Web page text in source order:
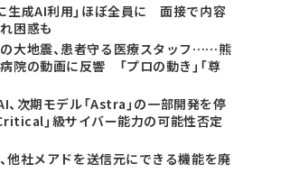
生成AI利用」ほぼ全員に 面接で内容
困惑も
大地震、患者守る医療スタッフ……熊
院の動画に反響 「プロの動き」「尊
、次期モデル「Astra」の一部開発を停
」級サイバー能力の可能性否定
他社メアドを送信元にできる機能を廃